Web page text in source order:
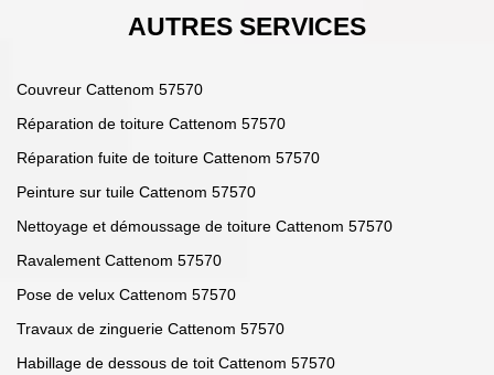
AUTRES SERVICES
Couvreur Cattenom 57570
Réparation de toiture Cattenom 57570
Réparation fuite de toiture Cattenom 57570
Peinture sur tuile Cattenom 57570
Nettoyage et démoussage de toiture Cattenom 57570
Ravalement Cattenom 57570
Pose de velux Cattenom 57570
Travaux de zinguerie Cattenom 57570
Habillage de dessous de toit Cattenom 57570